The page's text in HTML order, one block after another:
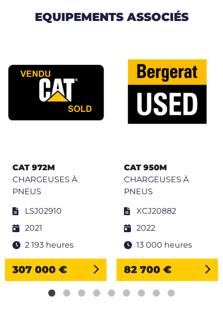
EQUIPEMENTS ASSOCIÉS
CAT 972M
CHARGEUSES À
PNEUS
LSJ02910
2021
2 193 heures
307 000 €
CAT 950M
CHARGEUSES À
PNEUS
XCJ20882
2022
13 000 heures
82 700 €